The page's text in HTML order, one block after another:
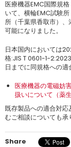
医療機器EMC国際規
いて、横輪EMC試験
所（千葉県香取市）
可能になりました。
日本国内においては
格:JIS T 0601-1-
日までに同規格への適
医療機器の電磁妨
扱いについて（薬
既存製品への適合対
むご相談についても承
Share